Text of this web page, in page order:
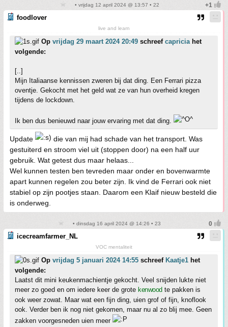
• vrijdag 12 april 2024 @ 13:57 • 22
foodlover
live and learn
Op vrijdag 29 maart 2024 20:49 schreef capriciahet
volgende:
[..]
Mijn Italiaanse kennissen zweren bij dat ding. Een Ferrari pizza
oventje. Gekocht met het geld wat ze van hun overheid kregen
tijdens de lockdown.
Ik ben dus benieuwd naar jouw ervaring met dat ding.
Update
die van mij had schade van het transport. Was
gestuiterd en stroom viel uit (stoppen door) na een half uur
gebruik. Wat getest dus maar helaas...
Wel kunnen testen ben tevreden maar onder en bovenwarmte
apart kunnen regelen zou beter zijn. Ik vind de Ferrari ook niet
stabiel op zijn pootjes staan. Daarom een Klaif nieuw besteld die
is onderweg.
• dinsdag 16 april 2024 @ 14:26 • 23
icecreamfarmer_NL
VOC mentaliteit
Op vrijdag 5 januari 2024 14:55 schreef Kaatje1 het
volgende:
Laatst dit mini keukenmachientje gekocht. Veel snijden lukte niet
meer zo goed en om iedere keer de grote kenwood te pakken is
ook weer zowat. Maar wat een fijn ding, uien grof of fijn, knoflook
ook. Verder ben ik nog niet gekomen, maar nu al zo blij mee. Geen
zakken voorgesneden uien meer